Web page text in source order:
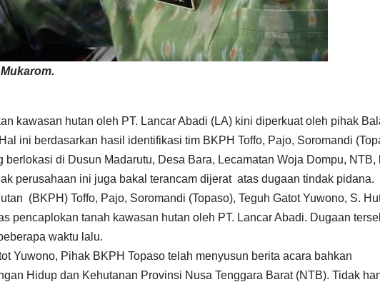
kawasan hutan oleh PT. Lancar Abadi (LA) kini diperkuat oleh pihak
ini berdasarkan hasil identifikasi tim BKPH Toffo, Pajo, Soromandi
di Dusun Madarutu, Desa Bara, Lecamatan Woja Dompu, NTB,
perusahaan ini juga bakal terancam dijerat atas dugaan tindak pidana.
(BKPH) Toffo, Pajo, Soromandi (Topaso), Teguh Gatot Yuwono, S.
pencaplokan tanah kawasan hutan oleh PT. Lancar Abadi. Dugaan
waktu lalu.
Yuwono, Pihak BKPH Topaso telah menyusun berita acara bahkan
Hidup dan Kehutanan Provinsi Nusa Tenggara Barat (NTB). Tidak